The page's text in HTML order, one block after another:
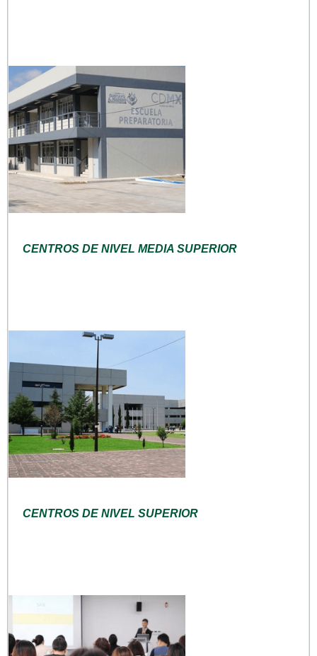
CENTROS DE NIVEL MEDIA SUPERIOR
CENTROS DE NIVEL SUPERIOR